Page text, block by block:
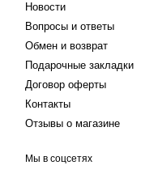
Новости
Вопросы и ответы
Обмен и возврат
Подарочные закладки
Договор оферты
Контакты
Отзывы о магазине
Мы в соцсетях